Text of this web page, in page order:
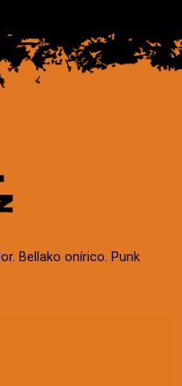
Bellako onírico. Punk